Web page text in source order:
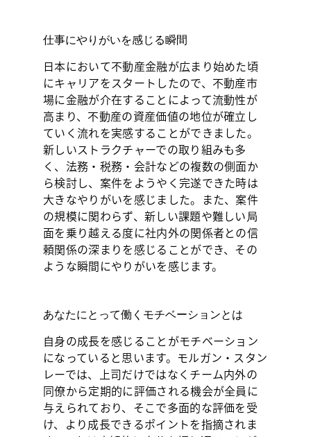
仕事にやりがいを感じる瞬間
日本において不動産金融が広まり始めた頃
にキャリアをスタートしたので、不動産市
場に金融が介在することによって流動性が
高まり、不動産の資産価値の地位が確立し
ていく流れを実感することができました。
新しいストラクチャーでの取り組みも多
く、法務・税務・会計などの複数の側面か
ら検討し、案件をようやく完遂できた時は
大きなやりがいを感じました。また、案件
の規模に関わらず、新しい課題や難しい局
面を乗り越える度に社内外の関係者との信
頼関係の深まりを感じることができ、その
ような瞬間にやりがいを感じます。
あなたにとって働くモチベーションとは
自身の成長を感じることがモチベーション
になっていると思います。モルガン・スタン
レーでは、上司だけではなくチーム内外の
同僚から定期的に評価される機会が全員に
与えられており、そこで多面的な評価を受
け、より成長できるポイントを指摘されま